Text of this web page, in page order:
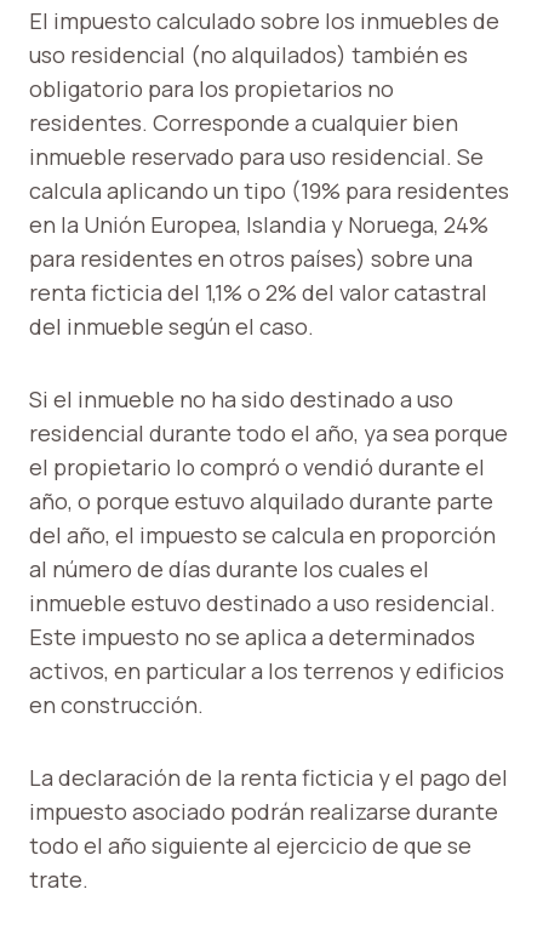
El impuesto calculado sobre los inmuebles de
uso residencial (no alquilados) también es
obligatorio para los propietarios no
residentes. Corresponde a cualquier bien
inmueble reservado para uso residencial. Se
calcula aplicando un tipo (19% para residentes
en la Unión Europea, Islandia y Noruega, 24%
para residentes en otros países) sobre una
renta ficticia del 1,1% o 2% del valor catastral
del inmueble según el caso.
Si el inmueble no ha sido destinado a uso
residencial durante todo el año, ya sea porque
el propietario lo compró o vendió durante el
año, o porque estuvo alquilado durante parte
del año, el impuesto se calcula en proporción
al número de días durante los cuales el
inmueble estuvo destinado a uso residencial.
Este impuesto no se aplica a determinados
activos, en particular a los terrenos y edificios
en construcción.
La declaración de la renta ficticia y el pago del
impuesto asociado podrán realizarse durante
todo el año siguiente al ejercicio de que se
trate.